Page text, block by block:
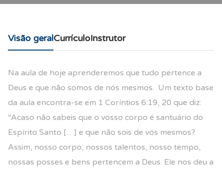
Visão geralCurrículoInstrutor
Na aula de hoje aprenderemos que tudo pertence a
Deus e que não somos de nós mesmos. Um texto base
da aula encontra-se em 1 Coríntios 6:19, 20 que diz:
“Acaso não sabeis que o vosso corpo é santuário do
Espírito Santo […] e que não sois de vós mesmos?
Assim, nosso corpo, nossos talentos, nosso tempo,
nossas posses e bens pertencem a Deus. Ele nos deu a